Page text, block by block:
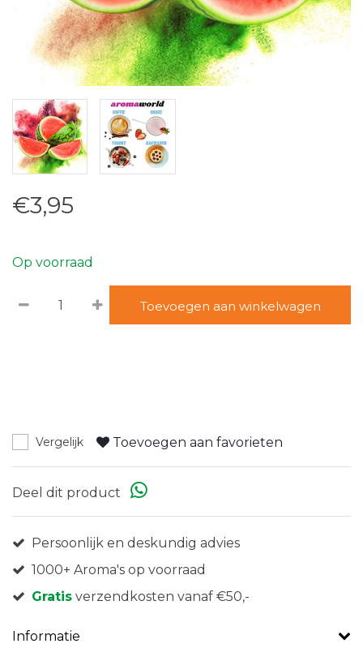
€3,95
Op voorraad
Toevoegen aan winkelwagen
Vergelijk Toevoegen aan favorieten
Deel dit product
Persoonlijk en deskundig advies
1000+ Aroma's op voorraad
Gratis verzendkosten vanaf €50,-
Informatie